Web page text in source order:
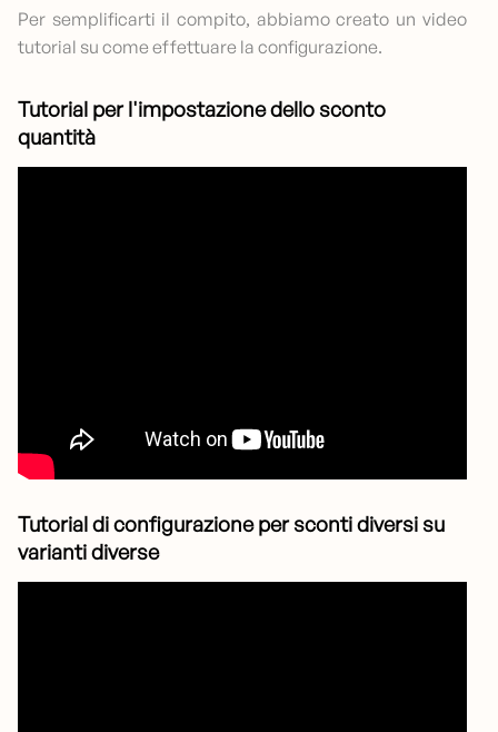
Per semplificarti il compito, abbiamo creato un video
tutorial su come effettuare la configurazione.
Tutorial per l'impostazione dello sconto
quantità
Tutorial di configurazione per sconti diversi su
varianti diverse